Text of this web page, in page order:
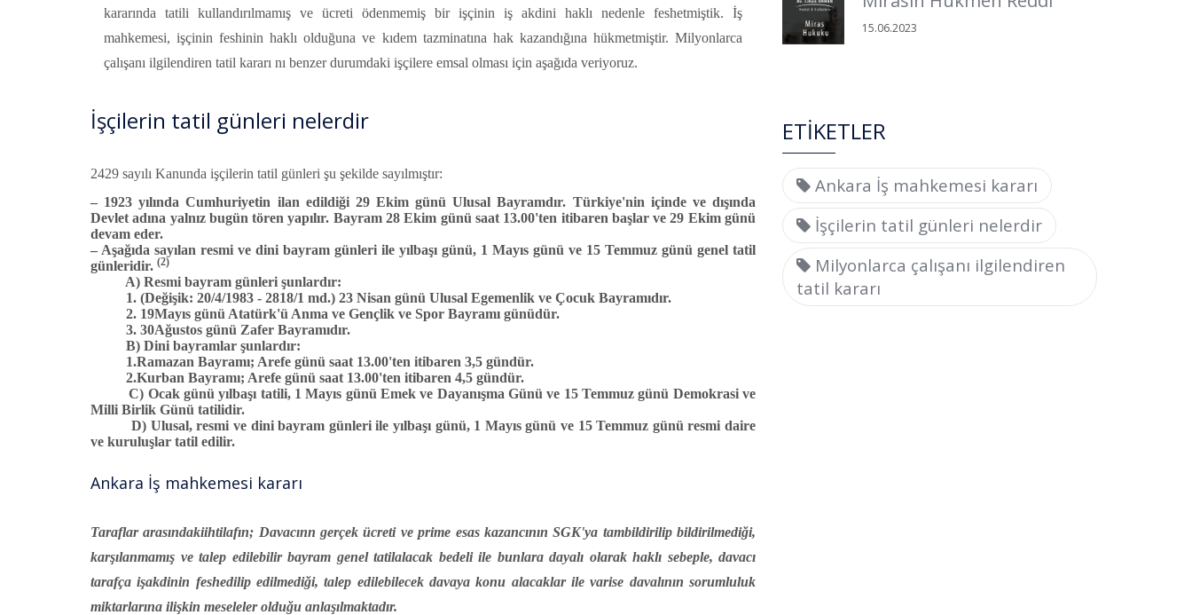
kararında tatili kullandırılmamış ve ücreti ödenmemiş bir işçinin iş akdini haklı nedenle feshetmiştik. İş
mahkemesi, işçinin feshinin haklı olduğuna ve kıdem tazminatına hak kazandığına hükmetmiştir. Milyonlarca
çalışanı ilgilendiren tatil kararı nı benzer durumdaki işçilere emsal olması için aşağıda veriyoruz.
İşçilerin tatil günleri nelerdir
2429 sayılı Kanunda işçilerin tatil günleri şu şekilde sayılmıştır:
– 1923 yılında Cumhuriyetin ilan edildiği 29 Ekim günü Ulusal Bayramdır. Türkiye'nin içinde ve dışında
Devlet adına yalnız bugün tören yapılır. Bayram 28 Ekim günü saat 13.00'ten itibaren başlar ve 29 Ekim günü
devam eder.
– Aşağıda sayılan resmi ve dini bayram günleri ile yılbaşı günü, 1 Mayıs günü ve 15 Temmuz günü genel tatil
günleridir. (2)
A) Resmi bayram günleri şunlardır:
1. (Değişik: 20/4/1983 - 2818/1 md.) 23 Nisan günü Ulusal Egemenlik ve Çocuk Bayramıdır.
2. 19Mayıs günü Atatürk'ü Anma ve Gençlik ve Spor Bayramı günüdür.
3. 30Ağustos günü Zafer Bayramıdır.
B) Dini bayramlar şunlardır:
1.Ramazan Bayramı; Arefe günü saat 13.00'ten itibaren 3,5 gündür.
2.Kurban Bayramı; Arefe günü saat 13.00'ten itibaren 4,5 gündür.
C) Ocak günü yılbaşı tatili, 1 Mayıs günü Emek ve Dayanışma Günü ve 15 Temmuz günü Demokrasi ve
Milli Birlik Günü tatilidir.
D) Ulusal, resmi ve dini bayram günleri ile yılbaşı günü, 1 Mayıs günü ve 15 Temmuz günü resmi daire
ve kuruluşlar tatil edilir.
Ankara İş mahkemesi kararı
Taraflar arasındakiihtilafın; Davacınn gerçek ücreti ve prime esas kazancının SGK'ya tambildirilip bildirilmediği,
karşılanmamış ve talep edilebilir bayram genel tatilalacak bedeli ile bunlara dayalı olarak haklı sebeple, davacı
tarafça işakdinin feshedilip edilmediği, talep edilebilecek davaya konu alacaklar ile varise davalının sorumluluk
miktarlarına ilişkin meseleler olduğu anlaşılmaktadır.
15.06.2023
ETİKETLER
Ankara İş mahkemesi kararı
İşçilerin tatil günleri nelerdir
Milyonlarca çalışanı ilgilendiren
tatil kararı